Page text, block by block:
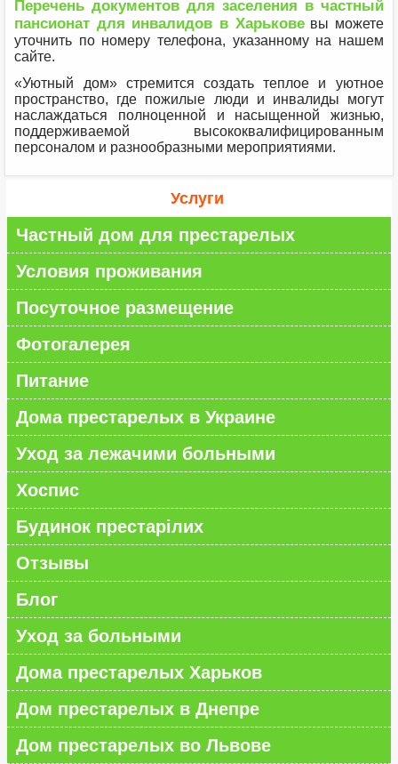
Перечень документов для заселения в частный
пансионат для инвалидов в Харьковевы можете
уточнить по номеру телефона, указанному на нашем
сайте.
«Уютный дом» стремится создать теплое и уютное
пространство, где пожилые люди и инвалиды могут
наслаждаться полноценной и насыщенной жизнью,
поддерживаемой высококвалифицированным
персоналом и разнообразными мероприятиями.
Услуги
Частный дом для престарелых
Условия проживания
Посуточное размещение
Фотогалерея
Питание
Дома престарелых в Украине
Уход за лежачими больными
Хоспис
Будинок престарілих
Отзывы
Блог
Уход за больными
Дома престарелых Харьков
Дом престарелых в Днепре
Дом престарелых во Львове